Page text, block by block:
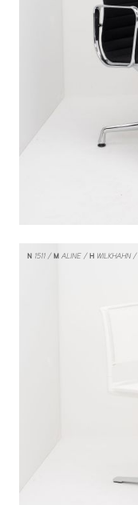
N1511 MALINE HWILKHAHN